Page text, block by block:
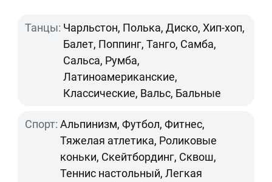
Танцы: Чарльстон, Полька, Диско, Хип-хоп,
Балет, Поппинг, Танго, Самба,
Сальса, Румба,
Латиноамериканские,
Классические, Вальс, Бальные
Спорт: Альпинизм, Футбол, Фитнес,
Тяжелая атлетика, Роликовые
коньки, Скейтбординг, Сквош,
Теннис настольный, Легкая